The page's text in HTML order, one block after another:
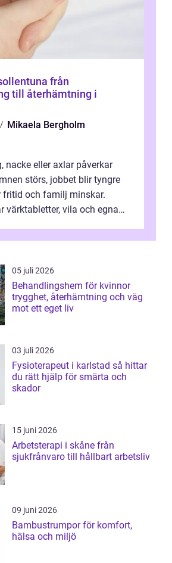
från
till återhämtning i
Mikaela Bergholm
nacke eller axlar påverkar
störs, jobbet blir tyngre
fritid och familj minskar.
värktabletter, vila och egna
05 juli 2026
Behandlingshem för kvinnor
trygghet, återhämtning och väg
mot ett eget liv
03 juli 2026
Fysioterapeut i karlstad så hittar
du rätt hjälp för smärta och
skador
15 juni 2026
Arbetsterapi i skåne från
sjukfrånvaro till hållbart arbetsliv
09 juni 2026
Bambustrumpor för komfort,
hälsa och miljö